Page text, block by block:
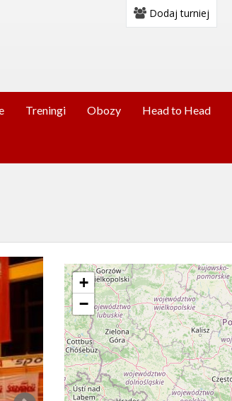
Dodaj turniej
Treningi Obozy Head to Head
+
−